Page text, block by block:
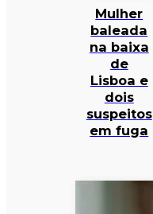
Mulher
baleada
na baixa
de
Lisboa e
dois
suspeitos
em fuga